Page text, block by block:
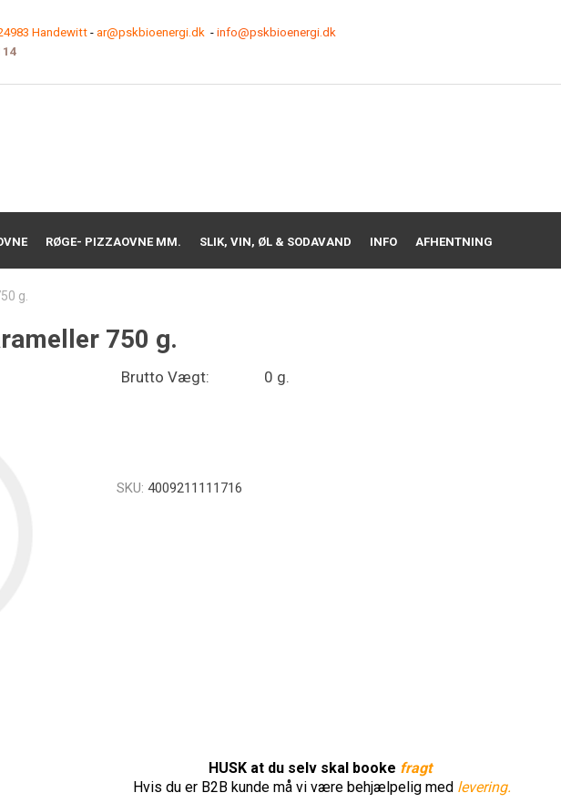
Handewitt- ar@pskbioenergi.dk- info@pskbioenergi.dk
4
RØGE- PIZZAOVNE MM. SLIK, VIN, ØL & SODAVAND INFO AFHENTNING
g.
750 g.
Brutto Vægt: 0 g.
SKU: 4009211111716
HUSK at du selv skal booke fragt
Hvis du er B2B kunde må vi være behjælpelig med levering.